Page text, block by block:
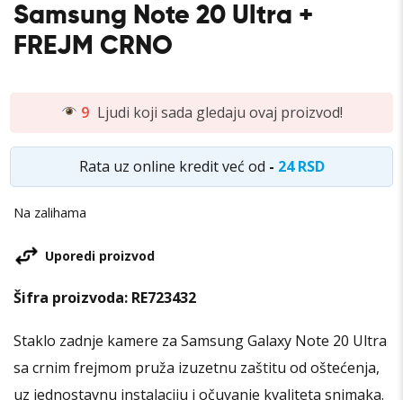
9 Ljudi koji sada gledaju ovaj proizvod!
Rata uz online kredit već od - 24 RSD
Samsung Note 20 Ultra +
FREJM CRNO
Na zalihama
Staklo zadnje kamere za Samsung Galaxy Note 20 Ultra
sa crnim frejmom pruža izuzetnu zaštitu od oštećenja,
uz jednostavnu instalaciju i očuvanje kvaliteta snimaka.
Uporedi proizvod
Šifra proizvoda: RE723432